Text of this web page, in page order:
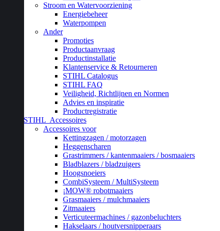
Stroom en Watervoorziening
Energiebeheer
Waterpompen
Ander
Promoties
Productaanvraag
Productinstallatie
Klantenservice & Retourneren
STIHL Catalogus
STIHL FAQ
Veiligheid, Richtlijnen en Normen
Advies en inspiratie
Productregistratie
STIHL Accessoires
Accessoires voor
Kettingzagen / motorzagen
Heggenscharen
Grastrimmers / kantenmaaiers / bosmaaiers
Bladblazers / bladzuigers
Hoogsnoeiers
CombiSysteem / MultiSysteem
¡MOW® robotmaaiers
Grasmaaiers / mulchmaaiers
Zitmaaiers
Verticuteermachines / gazonbeluchters
Hakselaars / houtversnipperaars